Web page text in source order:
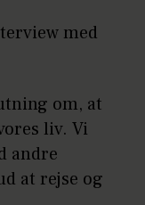
med
om, at
liv. Vi
andre
at rejse og